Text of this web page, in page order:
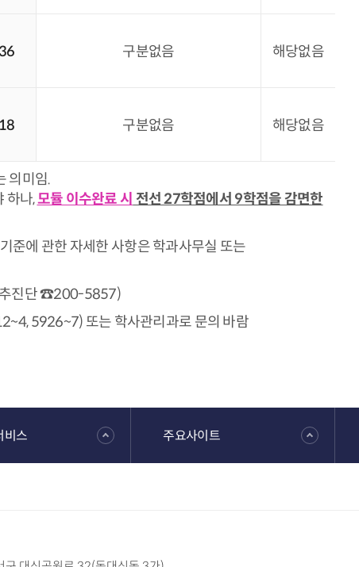
36 구분없음 해당없음
18 구분없음 해당없음
의미임.
하나,모듈 이수완료 시 전선 27학점에서 9학점을 감면한
준에 관한 자세한 사항은 학과사무실 또는
추진단 ☎200-5857)
5926~7) 또는 학사관리과로 문의 바람
비스 주요사이트